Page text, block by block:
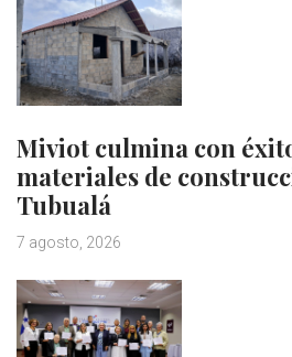
Miviot culmina con
materiales de
Tubualá
7 agosto, 2026